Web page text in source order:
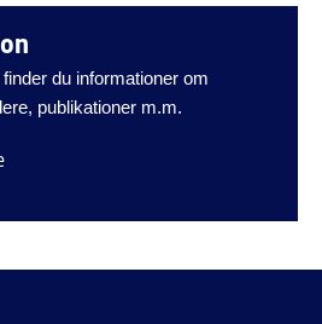
du informationer om
publikationer m.m.